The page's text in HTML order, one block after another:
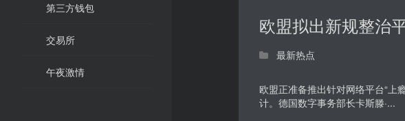
第三方钱包
交易所
午夜激情
欧盟拟出新规整治
最新热点
欧盟正准备推出针对网络平台“上
计。德国数字事务部长卡斯滕·...